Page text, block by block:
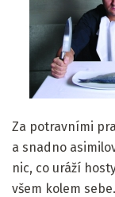
Za potravními
a snadno
nic, co uráží
všem kolem